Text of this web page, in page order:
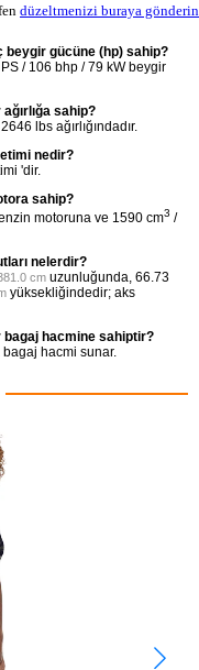
düzeltmenizi buraya gönderin
beygir gücüne (hp) sahip?
/ 106 bhp / 79 kW beygir
sahip?
lbs ağırlığındadır.
nedir?
'dir.
sahip?
motoruna ve 1590 cm3 /
nelerdir?
cm uzunluğunda, 66.73
yüksekliğindedir; aks
bagaj hacmine sahiptir?
bagaj hacmi sunar.